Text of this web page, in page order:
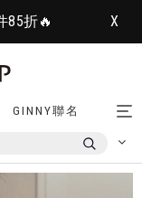
85折🔥 X
GINNY聯名